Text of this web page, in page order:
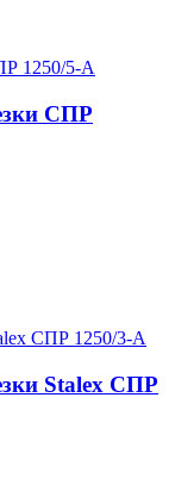
СПР
Stalex СПР